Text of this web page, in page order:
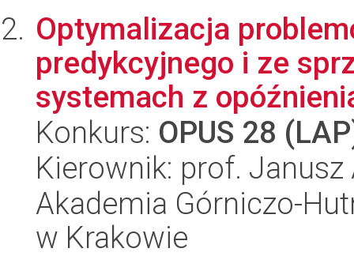
Optymalizacja
predykcyjnego i ze
systemach z
Konkurs: OPUS 28
Kierownik: prof.
Akademia Górniczo-
w Krakowie